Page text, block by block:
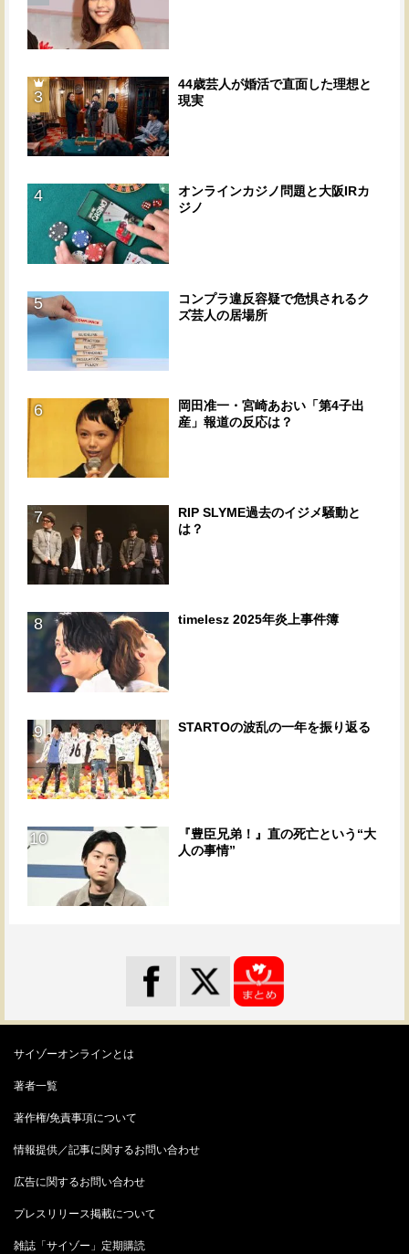
3
44歳芸人が婚活で直面した理想と
現実
4
オンラインカジノ問題と大阪IRカ
ジノ
5
コンプラ違反容疑で危惧されるク
ズ芸人の居場所
6
岡田准一・宮崎あおい「第4子出
産」報道の反応は？
7
RIP SLYME過去のイジメ騒動と
は？
8 timelesz 2025年炎上事件簿
9 STARTOの波乱の一年を振り返る
10
『豊臣兄弟！』直の死亡という“大
人の事情”
サイゾーオンラインとは
著者一覧
著作権/免責事項について
情報提供／記事に関するお問い合わせ
広告に関するお問い合わせ
プレスリリース掲載について
雑誌「サイゾー」定期購読